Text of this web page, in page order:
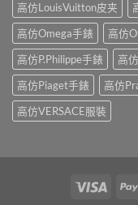
高仿LouisVuitton皮夹
高仿Omega手錶
高仿
高仿P.Philippe手錶
高
高仿Piaget手錶
高仿
高仿VERSACE服裝